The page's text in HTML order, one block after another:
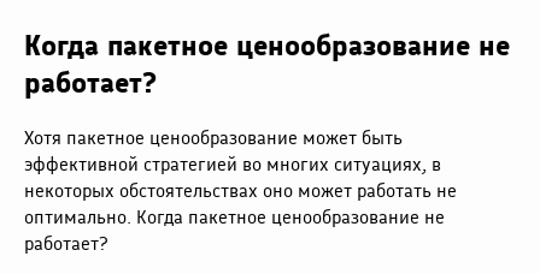
Когда пакетное ценообразование не
работает?
Хотя пакетное ценообразование может быть
эффективной стратегией во многих ситуациях, в
некоторых обстоятельствах оно может работать не
оптимально. Когда пакетное ценообразование не
работает?